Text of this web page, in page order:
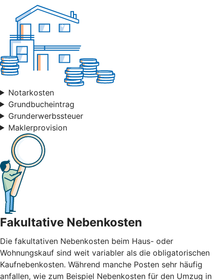
Notarkosten
Grundbucheintrag
Grunderwerbssteuer
Maklerprovision
Fakultative Nebenkosten
Die fakultativen Nebenkosten beim Haus- oder
Wohnungskauf sind weit variabler als die obligatorischen
Kaufnebenkosten. Während manche Posten sehr häufig
anfallen, wie zum Beispiel Nebenkosten für den Umzug in